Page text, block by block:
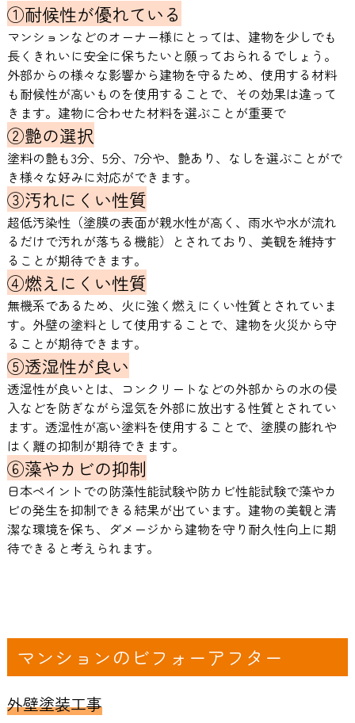
①耐候性が優れている
マンションなどのオーナー様にとっては、建物を少しでも
長くきれいに安全に保ちたいと願っておられるでしょう。
外部からの様々な影響から建物を守るため、使用する材料
も耐候性が高いものを使用することで、その効果は違って
きます。建物に合わせた材料を選ぶことが重要で
②艶の選択
塗料の艶も3分、5分、7分や、艶あり、なしを選ぶことがで
き様々な好みに対応ができます。
③汚れにくい性質
超低汚染性（塗膜の表面が親水性が高く、雨水や水が流れ
るだけで汚れが落ちる機能）とされており、美観を維持す
ることが期待できます。
④燃えにくい性質
無機系であるため、火に強く燃えにくい性質とされていま
す。外壁の塗料として使用することで、建物を火災から守
ることが期待できます。
⑤透湿性が良い
透湿性が良いとは、コンクリートなどの外部からの水の侵
入などを防ぎながら湿気を外部に放出する性質とされてい
ます。透湿性が高い塗料を使用することで、塗膜の膨れや
はく離の抑制が期待できます。
⑥藻やカビの抑制
日本ペイントでの防藻性能試験や防カビ性能試験で藻やカ
ビの発生を抑制できる結果が出ています。建物の美観と清
潔な環境を保ち、ダメージから建物を守り耐久性向上に期
待できると考えられます。
マンションのビフォーアフター
外壁塗装工事